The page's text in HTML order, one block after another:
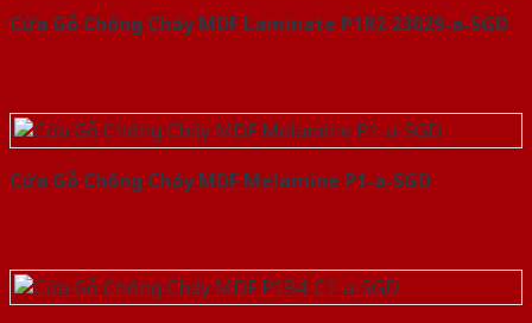
Cửa Gỗ Chống Cháy MDF Laminate P1R2 23029-a-SGD
Cửa Gỗ Chống Cháy MDF Melamine P1-a-SGD